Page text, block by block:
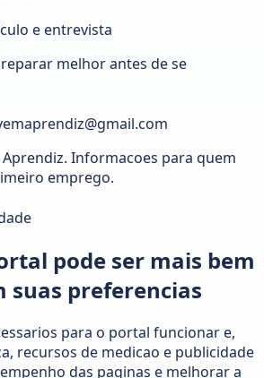
e entrevista
melhor antes de se
Aprendiz. Informacoes para quem
emprego.
pode ser mais bem
suas preferencias
para o portal funcionar e,
recursos de medicao e publicidade
das paginas e melhorar a